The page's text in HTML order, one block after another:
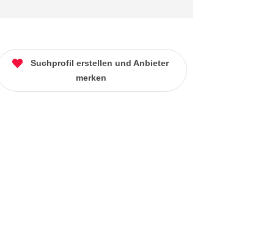
Suchprofil erstellen und Anbieter
merken